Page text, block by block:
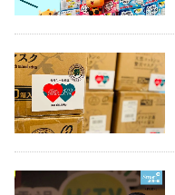
資
樓
市
理
商